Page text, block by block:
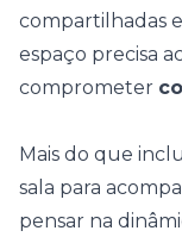
compartilhadas
espaço precisa
comprometer
Mais do que
sala para
pensar na